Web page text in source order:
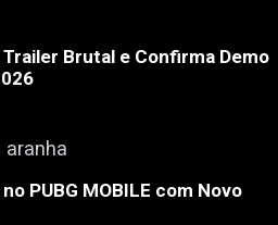
Brutal e Confirma Demo
PUBG MOBILE com Novo